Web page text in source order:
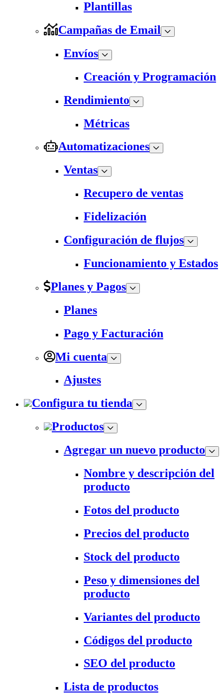
Plantillas
Campañas de Email
Envíos
Creación y Programación
Rendimiento
Métricas
Automatizaciones
Ventas
Recupero de ventas
Fidelización
Configuración de flujos
Funcionamiento y Estados
Planes y Pagos
Planes
Pago y Facturación
Mi cuenta
Ajustes
Configura tu tienda
Productos
Agregar un nuevo producto
Nombre y descripción del
producto
Fotos del producto
Precios del producto
Stock del producto
Peso y dimensiones del
producto
Variantes del producto
Códigos del producto
SEO del producto
Lista de productos